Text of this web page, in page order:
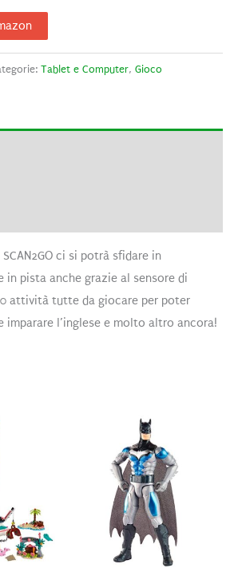
Tablet e Computer, Gioco
SCAN2GO ci si potrà sfidare in
in pista anche grazie al sensore di
attività tutte da giocare per poter
imparare l’inglese e molto altro ancora!